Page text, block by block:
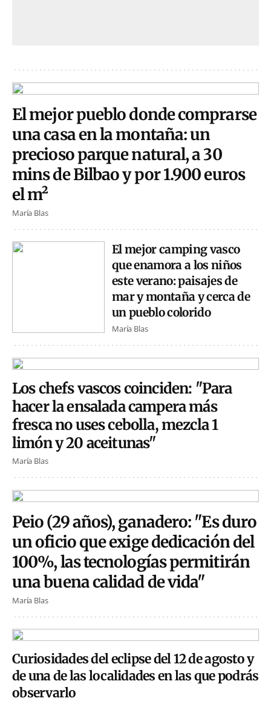
El mejor pueblo donde comprarse
una casa en la montaña: un
precioso parque natural, a 30
mins de Bilbao y por 1.900 euros
el m²
María Blas
El mejor camping vasco
que enamora a los niños
este verano: paisajes de
mar y montaña y cerca de
un pueblo colorido
María Blas
Los chefs vascos coinciden: "Para
hacer la ensalada campera más
fresca no uses cebolla, mezcla 1
limón y 20 aceitunas"
María Blas
Peio (29 años), ganadero: "Es duro
un oficio que exige dedicación del
100%, las tecnologías permitirán
una buena calidad de vida"
María Blas
Curiosidades del eclipse del 12 de agosto y
de una de las localidades en las que podrás
observarlo